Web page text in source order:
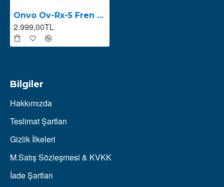
Onvo Ov-Rx-5 Fren Kolu Takımı
2.999,00TL
Bilgiler
Hakkımızda
Teslimat Şartları
Gizlik İlkeleri
M.Satış Sözleşmesi & KVKK
İade Şartları